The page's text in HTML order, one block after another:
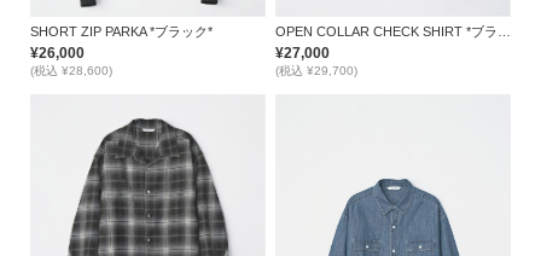
SHORT ZIP PARKA *ブラック*
¥26,000
(税込 ¥28,600)
¥27,000
(税込 ¥29,700)